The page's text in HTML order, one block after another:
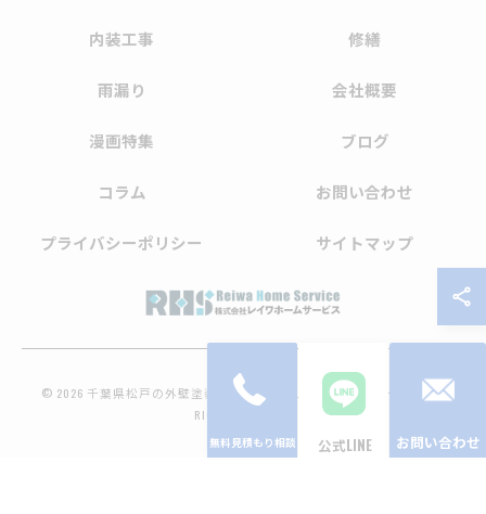
公式LINE お問い合わせ
内装工事 修繕
雨漏り 会社概要
漫画特集 ブログ
コラム お問い合わせ
プライバシーポリシー サイトマップ
© 2026 千葉県松戸の外壁塗装なら株式会社レイワホームサービス ALL
RIGHTS RESERVED.